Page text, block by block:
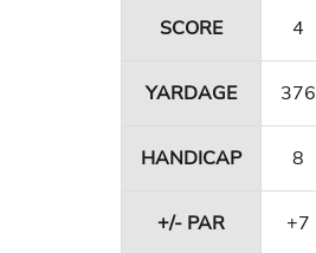
SCORE 4
YARDAGE 376
HANDICAP 8
+/- PAR +7